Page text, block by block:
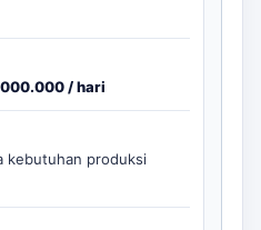
/ hari
kebutuhan produksi